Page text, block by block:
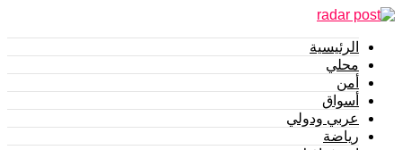
الرئيسية
محلي
أمن
أسواق
عربي ودولي
رياضة